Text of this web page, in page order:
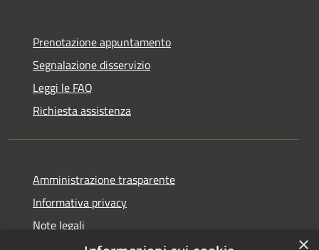
Prenotazione appuntamento
Segnalazione disservizio
Leggi le FAQ
Richiesta assistenza
Amministrazione trasparente
Informativa privacy
Note legali
×